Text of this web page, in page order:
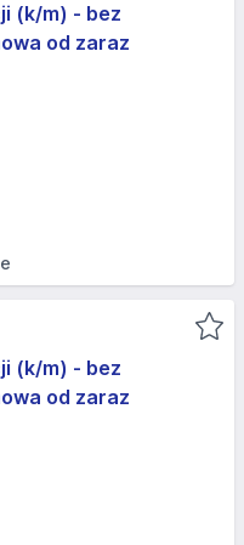
(k/m) - bez
od zaraz
(k/m) - bez
od zaraz